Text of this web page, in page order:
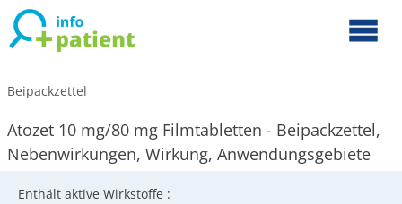
Beipackzettel
Atozet 10 mg/80 mg Filmtabletten - Beipackzettel,
Nebenwirkungen, Wirkung, Anwendungsgebiete
Enthält aktive Wirkstoffe :